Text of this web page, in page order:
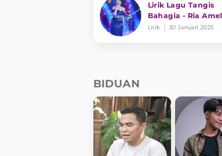
Lirik Lagu Tangis
Bahagia - Ria
Lirik 30 Januari 2025
BIDUAN